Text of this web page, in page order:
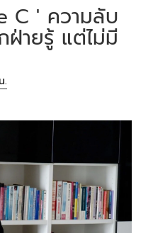
C ' ความลับ
ฝ่ายรู้ แต่ไม่มี
.